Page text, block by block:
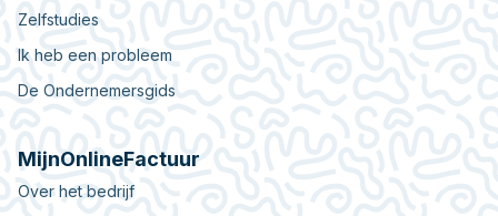
Zelfstudies
Ik heb een probleem
De Ondernemersgids
MijnOnlineFactuur
Over het bedrijf